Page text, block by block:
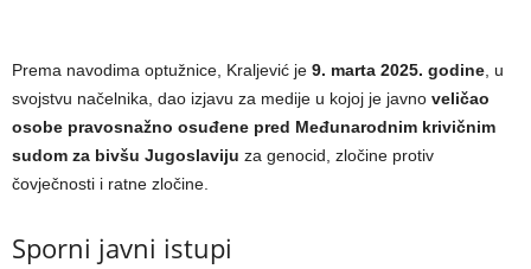
Prema navodima optužnice, Kraljević je 9. marta 2025. godine , u
svojstvu načelnika, dao izjavu za medije u kojoj je javno veličao
osobe pravosnažno osuđene pred Međunarodnim krivičnim
sudom za bivšu Jugoslaviju za genocid, zločine protiv
čovječnosti i ratne zločine.
Sporni javni istupi